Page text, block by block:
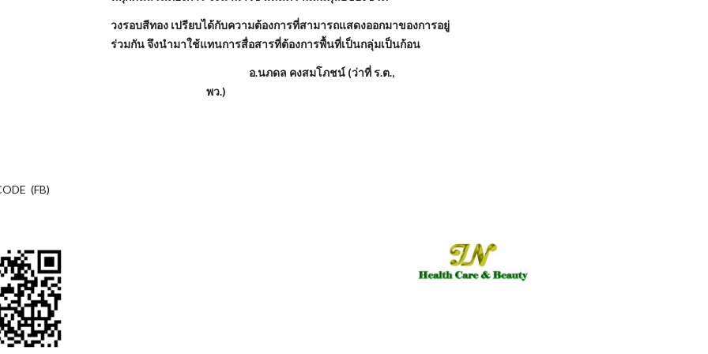
วงรอบสีทอง เปรียบได้กับความต้องการที่สามารถแสดงออกมาของการอยู่
ร่วมกัน จึงนำมาใช้แทนการสื่อสารที่ต้องการพื้นที่เป็นกลุ่มเป็นก้อน
อ.นภดล คงสมโภชน์ (ว่าที่ ร.ต.,
พว.)
(FB)